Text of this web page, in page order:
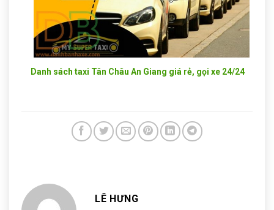
Danh sách taxi Tân Châu An Giang giá rẻ, gọi xe 24/24
LÊ HƯNG